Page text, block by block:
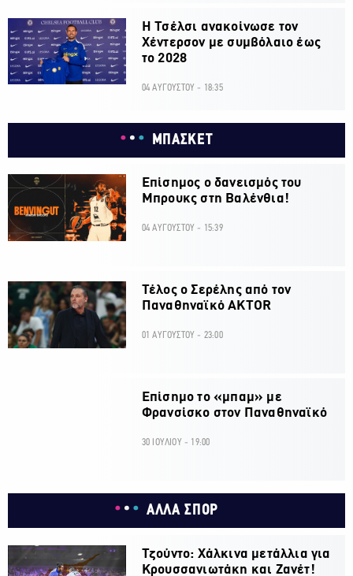
H Τσέλσι ανακοίνωσε τον
Χέντερσον με συμβόλαιο έως
το 2028
04 ΑΥΓΟΥΣΤΟΥ - 18:35
ΜΠΑΣΚΕΤ
Επίσημος ο δανεισμός του
Μπρουκς στη Βαλένθια!
04 ΑΥΓΟΥΣΤΟΥ - 15:39
Τέλος ο Σερέλης από τον
Παναθηναϊκό AKTOR
01 ΑΥΓΟΥΣΤΟΥ - 23:00
Επίσημο το «μπαμ» με
Φρανσίσκο στον Παναθηναϊκό
30 ΙΟΥΛΙΟΥ - 19:00
ΑΛΛΑ ΣΠΟΡ
Τζούντο: Χάλκινα μετάλλια για
Κρουσσανιωτάκη και Ζανέτ!